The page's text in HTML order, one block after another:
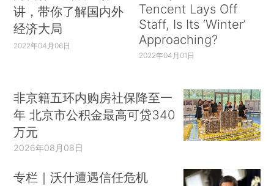
讲，带你了解国内外
经济大局
2022年04月06日
Tencent Lays Off
Staff, Is Its ‘Winter’
Approaching?
2022年04月01日
非京籍五环内购房社保降至一
年 北京市公积金最高可贷340
万元
2026年08月08日
专栏｜沃什遭遇信任危机